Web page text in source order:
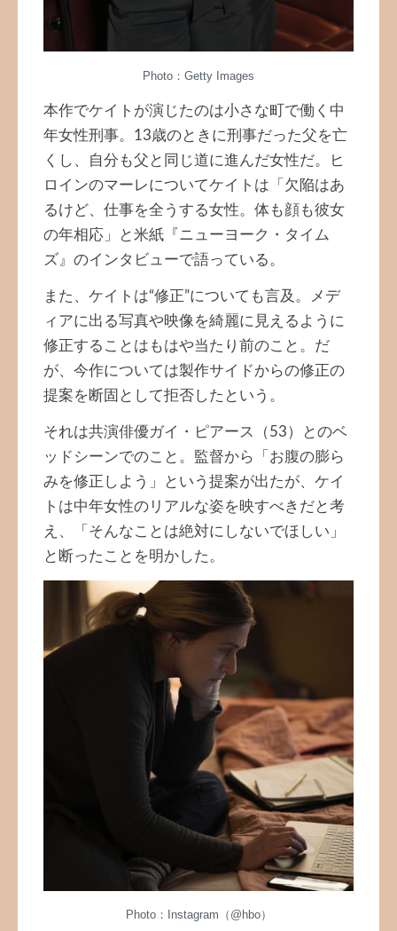
Photo：Getty Images
本作でケイトが演じたのは小さな町で働く中
年女性刑事。13歳のときに刑事だった父を亡
くし、自分も父と同じ道に進んだ女性だ。ヒ
ロインのマーレについてケイトは「欠陥はあ
るけど、仕事を全うする女性。体も顔も彼女
の年相応」と米紙『ニューヨーク・タイム
ズ』のインタビューで語っている。
また、ケイトは“修正”についても言及。メデ
ィアに出る写真や映像を綺麗に見えるように
修正することはもはや当たり前のこと。だ
が、今作については製作サイドからの修正の
提案を断固として拒否したという。
それは共演俳優ガイ・ピアース（53）とのベ
ッドシーンでのこと。監督から「お腹の膨ら
みを修正しよう」という提案が出たが、ケイ
トは中年女性のリアルな姿を映すべきだと考
え、「そんなことは絶対にしないでほしい」
と断ったことを明かした。
Photo：Instagram（@hbo）